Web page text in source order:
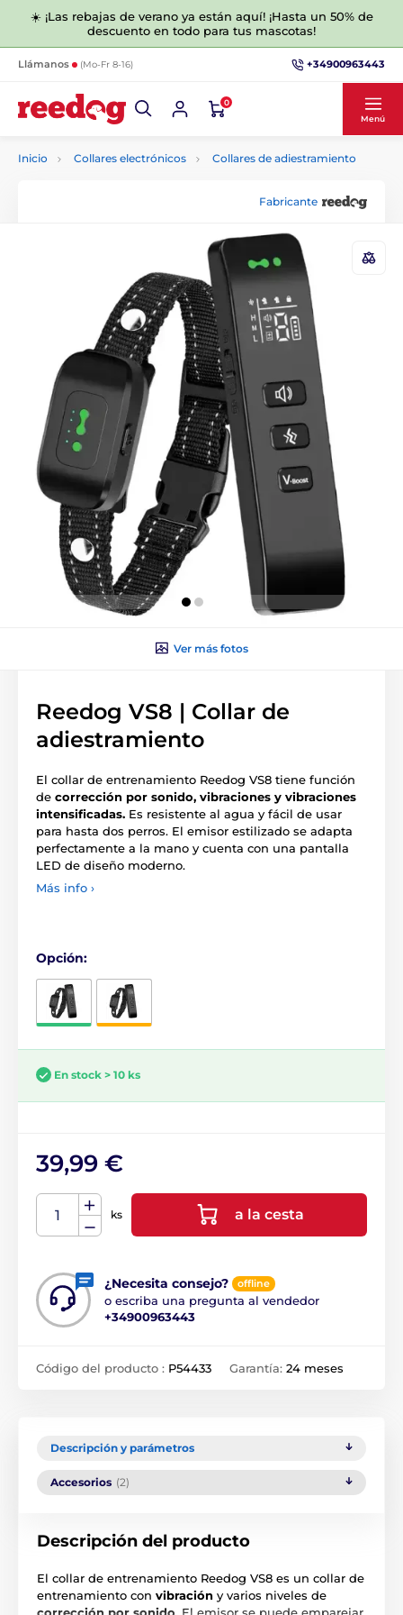
☀️ ¡Las rebajas de verano ya están aquí! ¡Hasta un 50% de
descuento en todo para tus mascotas!
Llámanos (Mo-Fr 8-16) +34900963443
0
Menú
Inicio Collares electrónicos Collares de adiestramiento
Fabricante
Ver más fotos
Reedog VS8 | Collar de
adiestramiento
El collar de entrenamiento Reedog VS8 tiene función
de corrección por sonido, vibraciones y vibraciones
intensificadas. Es resistente al agua y fácil de usar
para hasta dos perros. El emisor estilizado se adapta
perfectamente a la mano y cuenta con una pantalla
LED de diseño moderno.
Más info ›
Opción:
En stock > 10 ks
39,99 €
ks a la cesta
¿Necesita consejo? offline
o escriba una pregunta al vendedor
+34900963443
Código del producto : P54433 Garantía: 24 meses
Descripción y parámetros
Accesorios (2)
Descripción del producto
El collar de entrenamiento Reedog VS8 es un collar de
entrenamiento con vibración y varios niveles de